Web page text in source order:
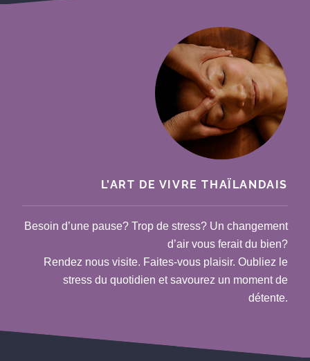
L’ART DE VIVRE THAÏLANDAIS
Besoin d’une pause? Trop de stress? Un changement
d’air vous ferait du bien?
Rendez nous visite. Faites-vous plaisir. Oubliez le
stress du quotidien et savourez un moment de
détente.